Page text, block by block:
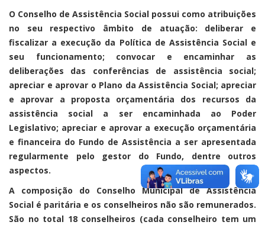
O Conselho de Assistência Social possui como atribuições
no seu respectivo âmbito de atuação: deliberar e
fiscalizar a execução da Política de Assistência Social e
seu funcionamento; convocar e encaminhar as
deliberações das conferências de assistência social;
apreciar e aprovar o Plano da Assistência Social; apreciar
e aprovar a proposta orçamentária dos recursos da
assistência social a ser encaminhada ao Poder
Legislativo; apreciar e aprovar a execução orçamentária
e financeira do Fundo de Assistência a ser apresentada
regularmente pelo gestor do Fundo, dentre outros
aspectos.
A composição do Conselho Municipal de Assistência
Social é paritária e os conselheiros não são remunerados.
São no total 18 conselheiros (cada conselheiro tem um